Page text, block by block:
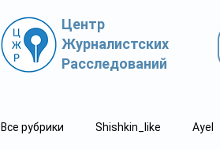
Центр
Журналистских
Расследований
Все рубрики Shishkin_like Ayel